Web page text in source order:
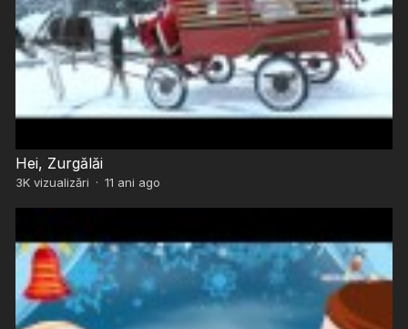
Hei, Zurgălăi
3Kvizualizări · 11 ani ago